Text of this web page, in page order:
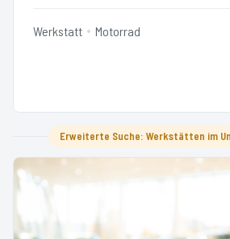
Werkstatt Motorrad
Erweiterte Suche: Werkstätten im